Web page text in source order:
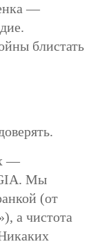
—
блистать
—
Мы
(от
а чистота